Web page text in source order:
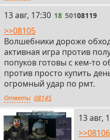
18
13 авг, 17:30 18 50108119
>>08105
Волшебники дороже
активная игра против
попуков готовы с кем-то
против просто купить
огромный удар по рмт.
Ответы 08145
19
13 авг,
>>08106